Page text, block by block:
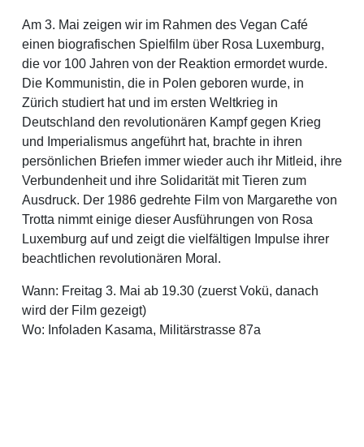
Am 3. Mai zeigen wir im Rahmen des Vegan Café
einen biografischen Spielfilm über Rosa Luxemburg,
die vor 100 Jahren von der Reaktion ermordet wurde.
Die Kommunistin, die in Polen geboren wurde, in
Zürich studiert hat und im ersten Weltkrieg in
Deutschland den revolutionären Kampf gegen Krieg
und Imperialismus angeführt hat, brachte in ihren
persönlichen Briefen immer wieder auch ihr Mitleid, ihre
Verbundenheit und ihre Solidarität mit Tieren zum
Ausdruck. Der 1986 gedrehte Film von Margarethe von
Trotta nimmt einige dieser Ausführungen von Rosa
Luxemburg auf und zeigt die vielfältigen Impulse ihrer
beachtlichen revolutionären Moral.
Wann: Freitag 3. Mai ab 19.30 (zuerst Vokü, danach
wird der Film gezeigt)
Wo: Infoladen Kasama, Militärstrasse 87a